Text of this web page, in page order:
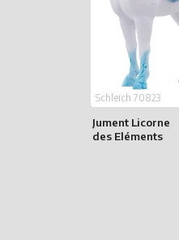
Jument Licorne
des Eléments
Schleich 70823